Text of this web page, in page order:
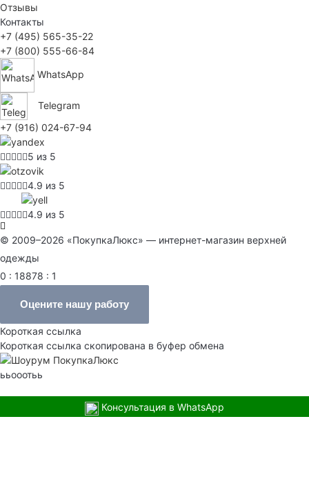
Отзывы
Контакты
+7 (495) 565-35-22
+7 (800) 555-66-84
WhatsApp
Telegram
+7 (916) 024-67-94
5 из 5
4.9 из 5
4.9 из 5
© 2009–2026 «ПокупкаЛюкс» — интернет-магазин верхней
одежды
0 : 18878 : 1
Оцените нашу работу
Короткая ссылка
Короткая ссылка скопирована в буфер обмена
ььооотьь
Консультация в WhatsApp